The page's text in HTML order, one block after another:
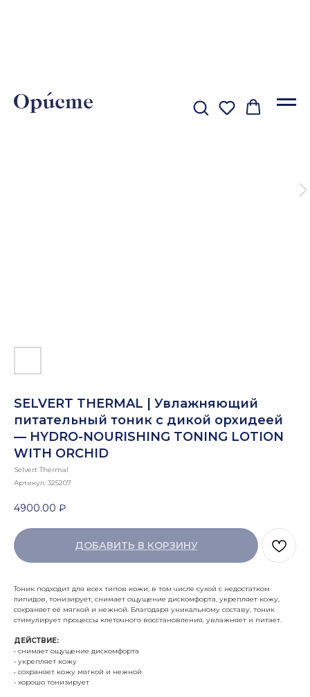
SELVERT THERMAL | Увлажняющий
питательный тоник с дикой орхидеей
— HYDRO-NOURISHING TONING LOTION
WITH ORCHID
Selvert Thermal
Артикул: 325207
4900.00 ₽
ДОБАВИТЬ В КОРЗИНУ
Тоник подходит для всех типов кожи, в том числе сухой с недостатком
липидов, тонизирует, снимает ощущение дискомфорта, укрепляет кожу,
сохраняет её мягкой и нежной. Благодаря уникальному составу, тоник
стимулирует процессы клеточного восстановления, увлажняет и питает.
ДЕЙСТВИЕ:
• снимает ощущение дискомфорта
• укрепляет кожу
• сохраняет кожу мягкой и нежной
• хорошо тонизирует